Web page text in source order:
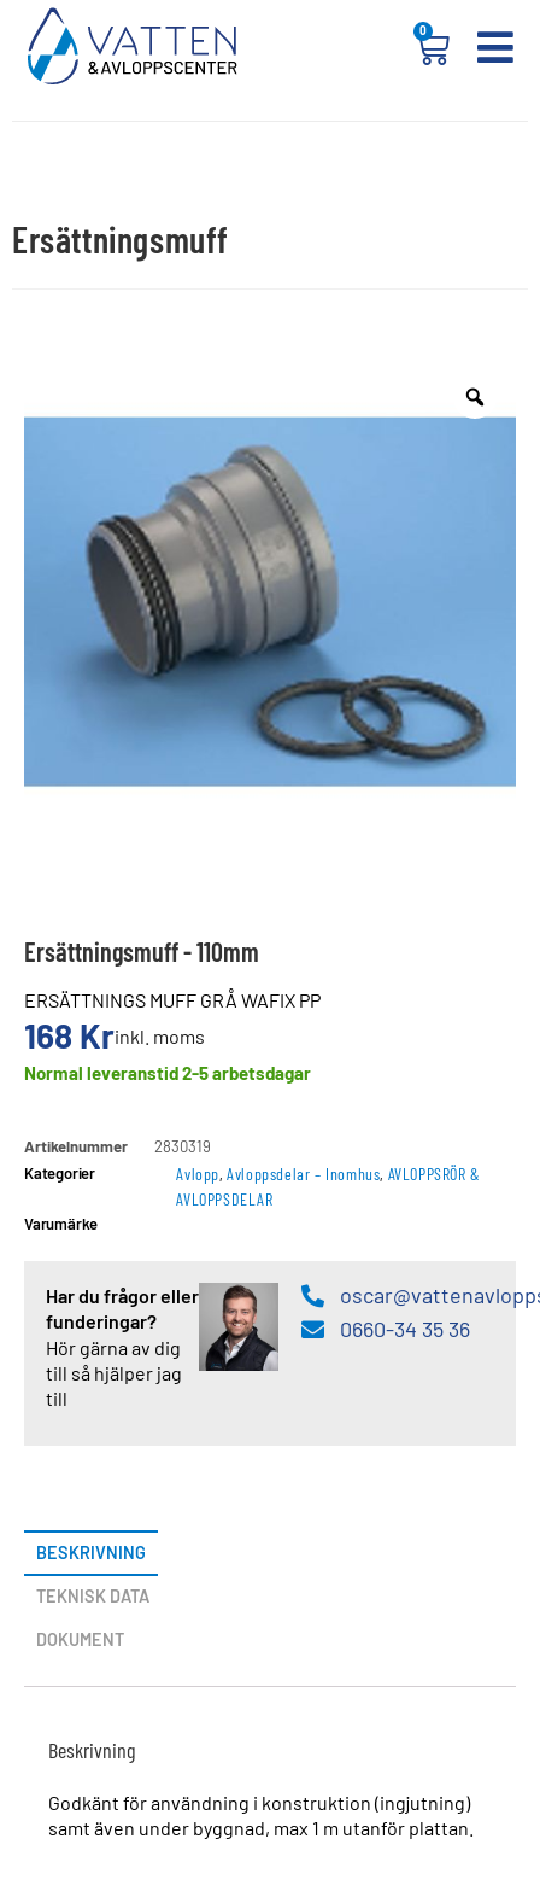
0
Ersättningsmuff
Ersättningsmuff - 110mm
ERSÄTTNINGS MUFF GRÅ WAFIX PP
168 Krinkl. moms
Normal leveranstid 2-5 arbetsdagar
Artikelnummer
2830319
Kategorier
Avlopp,Avloppsdelar – Inomhus, AVLOPPSRÖR &
AVLOPPSDELAR
Varumärke
Har du frågor eller
funderingar?
Hör gärna av dig
till så hjälper jag
till
0660-34 35 36
BESKRIVNING
TEKNISK DATA
DOKUMENT
Beskrivning
Godkänt för användning i konstruktion (ingjutning)
samt även under byggnad, max 1 m utanför plattan.